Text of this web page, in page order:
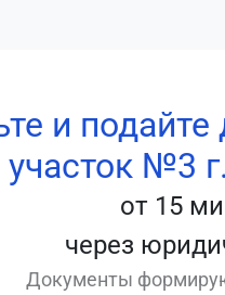
и
участок №3
от 15
через
Документы